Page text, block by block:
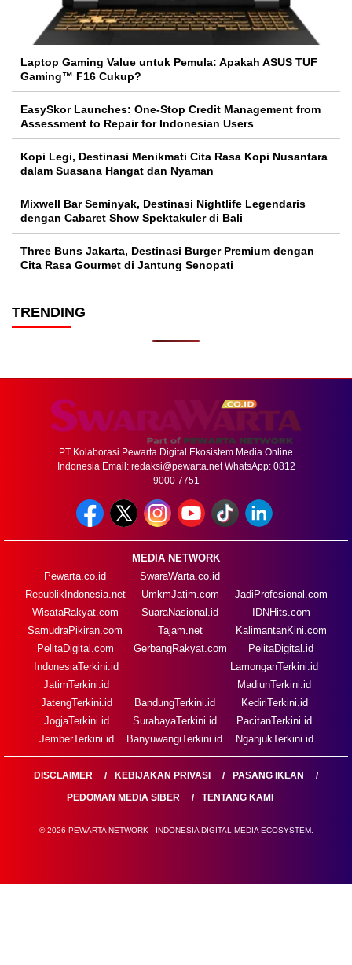
Laptop Gaming Value untuk Pemula: Apakah ASUS TUF
Gaming™ F16 Cukup?
EasySkor Launches: One-Stop Credit Management from
Assessment to Repair for Indonesian Users
Kopi Legi, Destinasi Menikmati Cita Rasa Kopi Nusantara
dalam Suasana Hangat dan Nyaman
Mixwell Bar Seminyak, Destinasi Nightlife Legendaris
dengan Cabaret Show Spektakuler di Bali
Three Buns Jakarta, Destinasi Burger Premium dengan
Cita Rasa Gourmet di Jantung Senopati
TRENDING
PT Kolaborasi Pewarta Digital Ekosistem Media Online
Indonesia Email: redaksi@pewarta.netWhatsApp: 0812
9000 7751
MEDIA NETWORK
Pewarta.co.id
RepublikIndonesia.net
WisataRakyat.com
SamudraPikiran.com
PelitaDigital.com
SwaraWarta.co.id
UmkmJatim.com
SuaraNasional.id
Tajam.net
GerbangRakyat.com
JadiProfesional.com
IDNHits.com
KalimantanKini.com
PelitaDigital.id
IndonesiaTerkini.id
JatimTerkini.id
JatengTerkini.id
JogjaTerkini.id
JemberTerkini.id
BandungTerkini.id
SurabayaTerkini.id
BanyuwangiTerkini.id
LamonganTerkini.id
MadiunTerkini.id
KediriTerkini.id
PacitanTerkini.id
NganjukTerkini.id
DISCLAIMER KEBIJAKAN PRIVASI
PASANG IKLAN
PEDOMAN MEDIA SIBER
TENTANG KAMI
© 2026 PEWARTA NETWORK - INDONESIA DIGITAL MEDIA ECOSYSTEM.